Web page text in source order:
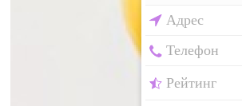
Адрес
Телефон
Рейтинг